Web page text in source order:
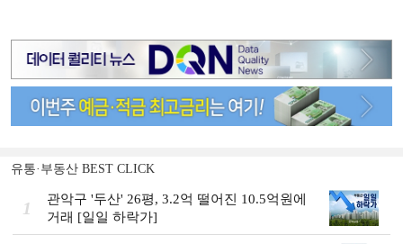
유통·부동산 BEST CLICK
1
관악구 '두산' 26평, 3.2억 떨어진 10.5억원에
거래 [일일 하락가]